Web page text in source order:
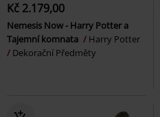
Kč 2.179,00
Nemesis Now - Harry Potter a
Tajemní komnata
Harry Potter
Dekorační Předměty